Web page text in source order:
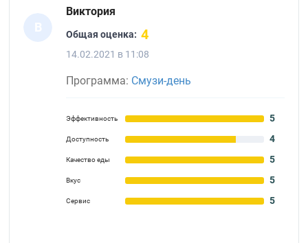
В
Виктория
Общая оценка: 4
14.02.2021 в 11:08
Программа: Смузи-день
Эффективность 5
Доступность 4
Качество еды 5
Вкус 5
Сервис 5